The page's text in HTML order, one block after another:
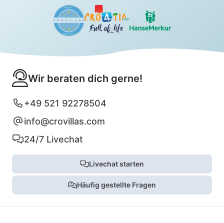
Wir beraten dich gerne!
+49 521 92278504
info@crovillas.com
24/7 Livechat
Livechat starten
Häufig gestellte Fragen